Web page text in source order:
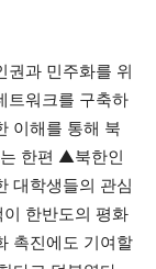
과 민주화를 위
트워크를 구축하
이해를 통해 북
한편 ▲북한인
대학생들의 관심
한반도의 평화
촉진에도 기여할